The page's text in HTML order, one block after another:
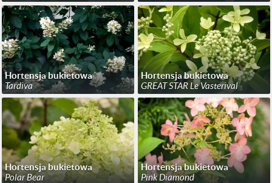
Hortensja bukietowa
Tardiva
Hortensja bukietowa
GREAT STAR Le Vasterival
Hortensja bukietowa
Polar Bear
Hortensja bukietowa
Pink Diamond